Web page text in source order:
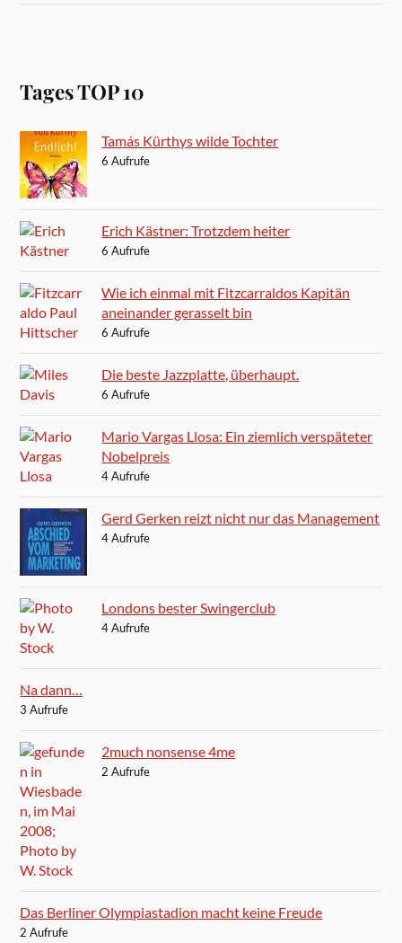
Tages TOP 10
Tamás Kürthys wilde Tochter
6 Aufrufe
Erich Kästner: Trotzdem heiter
6 Aufrufe
Wie ich einmal mit Fitzcarraldos Kapitän
aneinander gerasselt bin
6 Aufrufe
Die beste Jazzplatte, überhaupt.
6 Aufrufe
Mario Vargas Llosa: Ein ziemlich verspäteter
Nobelpreis
4 Aufrufe
Gerd Gerken reizt nicht nur das Management
4 Aufrufe
Londons bester Swingerclub
4 Aufrufe
Na dann…
3 Aufrufe
2much nonsense 4me
2 Aufrufe
Das Berliner Olympiastadion macht keine Freude
2 Aufrufe